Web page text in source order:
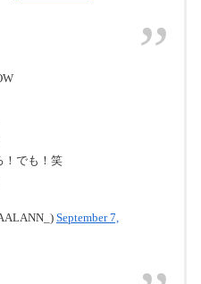
！でも！笑
September 7,